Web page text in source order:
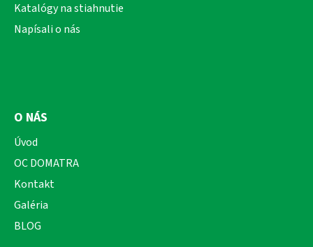
Katalógy na stiahnutie
Napísali o nás
O NÁS
Úvod
OC DOMATRA
Kontakt
Galéria
BLOG